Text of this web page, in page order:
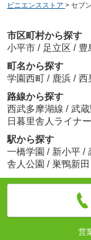
ビニエンスストア > セブ
市区町村から探す
小平市 / 足立区 / 豊
町名から探す
学園西町 / 鹿浜 / 西
路線から探す
西武多摩湖線 / 武
日暮里舎人ライナー
駅から探す
一橋学園 / 新小平 /
舎人公園 / 巣鴨新田
営